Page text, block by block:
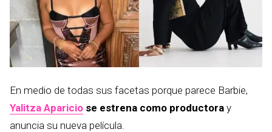
En medio de todas sus facetas porque parece Barbie,
Yalitza Aparicio se estrena como productora y
anuncia su nueva película.